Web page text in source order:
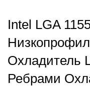
Intel LGA
Ребрами